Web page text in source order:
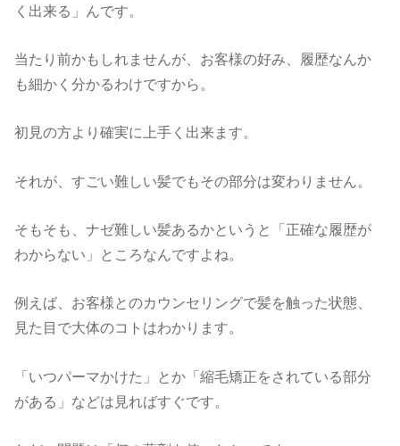
く出来る」んです。
当たり前かもしれませんが、お客様の好み、履歴なんか
も細かく分かるわけですから。
初見の方より確実に上手く出来ます。
それが、すごい難しい髪でもその部分は変わりません。
そもそも、ナゼ難しい髪あるかというと「正確な履歴が
わからない」ところなんですよね。
例えば、お客様とのカウンセリングで髪を触った状態、
見た目で大体のコトはわかります。
「いつパーマかけた」とか「縮毛矯正をされている部分
がある」などは見ればすぐです。